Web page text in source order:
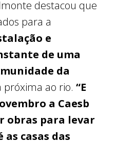
destacou que
para a
e
de uma
da
próxima ao rio. “E
a Caesb
obras para levar
casas das